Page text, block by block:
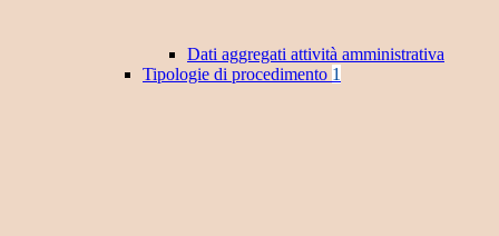
Dati aggregati attività amministrativa
Tipologie di procedimento 1